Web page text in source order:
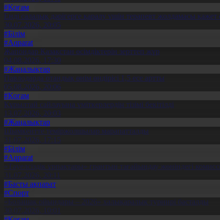
#Қоғам
Енді салалық дәрігерге қаралу үшін терапевт жолдамасы қажет
30.07.2026, 20:05
#Білім
#Aqparat
Жапондар Қазақстан өсімдіктерін зерттеп жүр
04.08.2026, 17:30
#Жаңалықтар
Павлодарда отандық өнім өндірісі 1,5 есе артты
05.08.2026, 20:06
#Қоғам
Құрылтай сайлауына үміткерлердің тізімі бекітілді
13.07.2026, 20:03
#Жаңалықтар
Шымкентте теміржолшылар марапатталды
31.07.2026, 17:15
#Білім
#Aqparat
«Тәуелсіздік ұрпақтары» грантын тағайындау жөніндегі
31.07.2026, 20:11
#Басты ақпарат
#Спорт
«Болашақ ойындары – 2026» халықаралық турнирі басталды
30.07.2026, 10:01